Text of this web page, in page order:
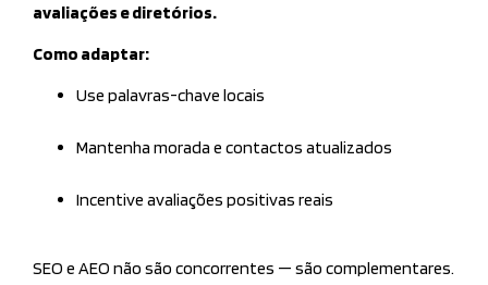
avaliações e diretórios.
Como adaptar:
Use palavras-chave locais
Mantenha morada e contactos atualizados
Incentive avaliações positivas reais
SEO e AEO não são concorrentes — são complementares.